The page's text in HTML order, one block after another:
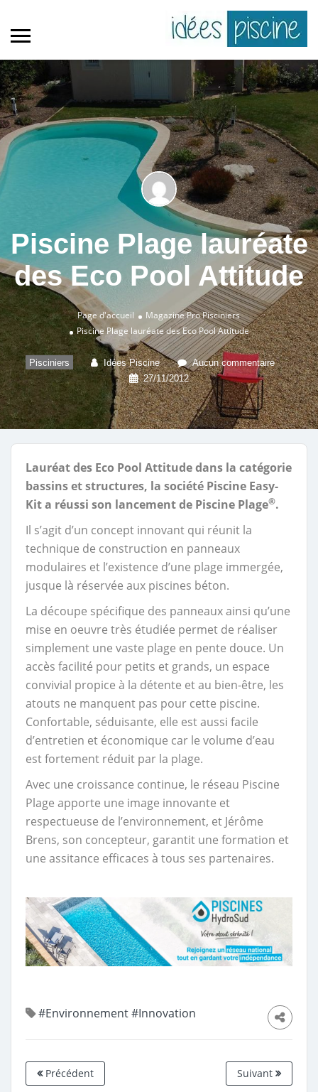
Piscine Plage lauréate
des Eco Pool Attitude
Page d'accueil Magazine ProPisciniers
Piscine Plage lauréate des Eco Pool Attitude
Pisciniers Idées Piscine
Aucun commentaire
27/11/2012
Lauréat des Eco Pool Attitude dans la catégorie
bassins et structures, la société Piscine Easy-
Kit a réussi son lancement de Piscine Plage®.
Il s’agit d’un concept innovant qui réunit la
technique de construction en panneaux
modulaires et l’existence d’une plage immergée,
jusque là réservée aux piscines béton.
La découpe spécifique des panneaux ainsi qu’une
mise en oeuvre très étudiée permet de réaliser
simplement une vaste plage en pente douce. Un
accès facilité pour petits et grands, un espace
convivial propice à la détente et au bien-être, les
atouts ne manquent pas pour cette piscine.
Confortable, séduisante, elle est aussi facile
d’entretien et économique car le volume d’eau
est fortement réduit par la plage.
Avec une croissance continue, le réseau Piscine
Plage apporte une image innovante et
respectueuse de l’environnement, et Jérôme
Brens, son concepteur, garantit une formation et
une assitance efficaces à tous ses partenaires.
#Environnement#Innovation
Précédent Suivant